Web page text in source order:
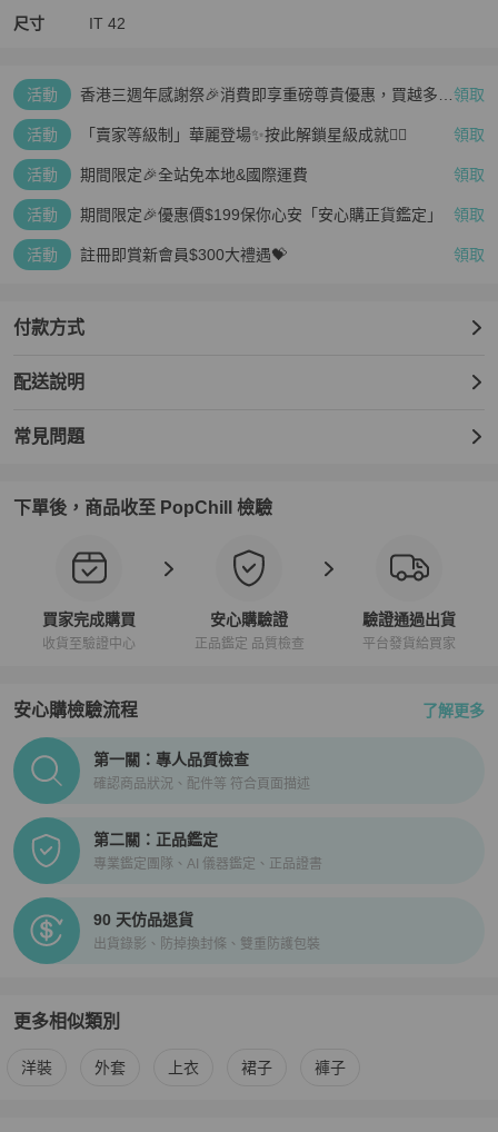
尺寸 IT 42
活動
香港三週年感謝祭🎉消費即享重磅尊貴優惠，買越多、 領取
活動 「賣家等級制」華麗登場✨按此解鎖星級成就👆🏻 領取
活動 期間限定🎉全站免本地&國際運費 領取
活動 期間限定🎉優惠價$199保你心安「安心購正貨鑑定」 領取
活動 註冊即賞新會員$300大禮遇💝 領取
付款方式
配送說明
常見問題
下單後，商品收至 PopChill 檢驗
買家完成購買
收貨至驗證中心
安心購驗證
正品鑑定 品質檢查
驗證通過出貨
平台發貨給買家
安心購檢驗流程 了解更多
PopChill拍拍圈正品驗證、安心購檢驗流程介紹
第一關：專人品質檢查
確認商品狀況、配件等 符合頁面描述
第二關：正品鑑定
專業鑑定團隊、AI 儀器鑑定、正品證書
90 天仿品退貨
出貨錄影、防掉換封條、雙重防護包裝
更多相似類別
更多Dolce & Gabbana 女裝 相似商品推薦
洋裝 外套 上衣 裙子 褲子